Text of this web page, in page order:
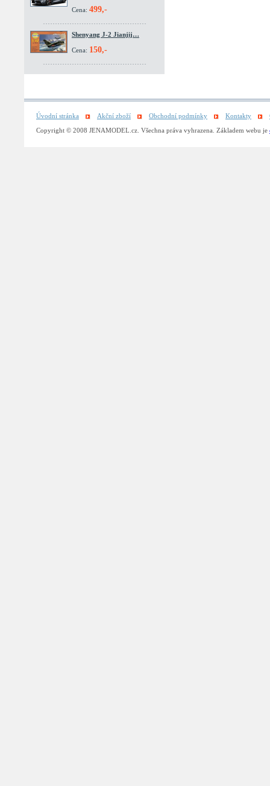
Cena: 499,-
Shenyang J-2 Jianjij…
Cena: 150,-
Úvodní stránka Akční zboží Obchodní podmínky Kontakty
Copyright © 2008 JENAMODEL.cz. Všechna práva vyhrazena. Základem webu je